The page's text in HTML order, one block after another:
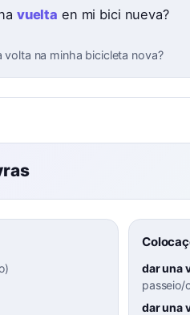
vuelta en mi bici nueva?
volta na minha bicicleta nova?
) dar una
passeio/
dar una